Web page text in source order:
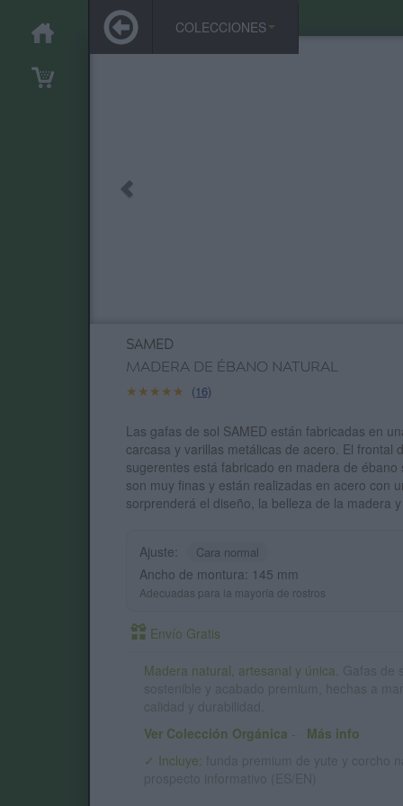
COLECCIONES
SAMED
MADERA DE ÉBANO NATURAL
★★★★★
★★★★★ (16)
Las gafas de sol SAMED están fabricadas en
carcasa y varillas metálicas de acero. El frontal
sugerentes está fabricado en madera de
son muy finas y están realizadas en acero con
sorprenderá el diseño, la belleza de la madera
Ajuste: Cara normal
Ancho de montura: 145 mm
Adecuadas para la mayoría de rostros
Envío Gratis
Madera natural, artesanal y única.
Ver Colección Orgánica
Más info
✓ Incluye: